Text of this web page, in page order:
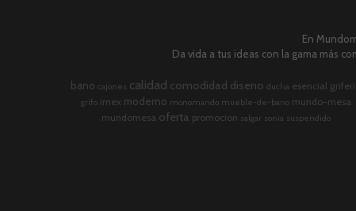
En
Da vida a tus ideas con la gama más
bano cajones calidad comodidad diseno ducha esencial
grifo imex moderno monomando mueble-de-bano mundo-mesa
mundomesa oferta promocion salgar sonia suspendido